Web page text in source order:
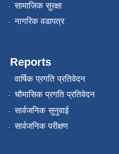
सामाजिक सुरक्षा
नागरिक वडापत्र
Reports
वार्षिक प्रगति प्रतिवेदन
चौमासिक प्रगति प्रतिवेदन
सार्वजनिक सुनुवाई
सार्वजनिक परीक्षण